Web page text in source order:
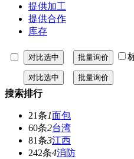
提供加工
提供合作
库存
搜索排行
21条1面包
60条2台湾
81条3江西
242条4消防